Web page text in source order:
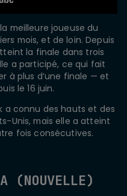
meilleure joueuse du
mois, et de loin. Depuis
la finale dans trois
a participé, ce qui fait
à plus d’une finale — et
le 16 juin.
a connu des hauts et des
Unis, mais elle a atteint
fois consécutives.
(NOUVELLE)